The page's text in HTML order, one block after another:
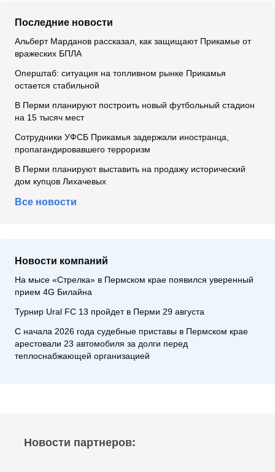
Последние новости
Альберт Марданов рассказал, как защищают Прикамье от
вражеских БПЛА
Оперштаб: ситуация на топливном рынке Прикамья
остается стабильной
В Перми планируют построить новый футбольный стадион
на 15 тысяч мест
Сотрудники УФСБ Прикамья задержали иностранца,
пропагандировавшего терроризм
В Перми планируют выставить на продажу исторический
дом купцов Лихачевых
Все новости
Новости компаний
На мысе «Стрелка» в Пермском крае появился уверенный
прием 4G Билайна
Турнир Ural FC 13 пройдет в Перми 29 августа
С начала 2026 года судебные приставы в Пермском крае
арестовали 23 автомобиля за долги перед
теплоснабжающей организацией
Новости партнеров: